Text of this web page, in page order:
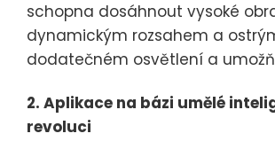
schopna dosáhnout vysoké
dynamickým rozsahem a
dodatečném osvětlení a
2. Aplikace na bázi umělé
revoluci